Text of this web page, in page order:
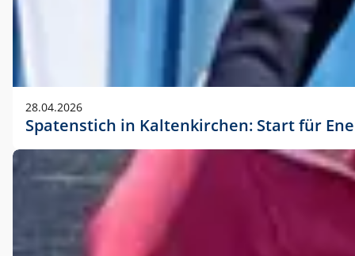
28.04.2026
Spatenstich in Kaltenkirchen: Start für